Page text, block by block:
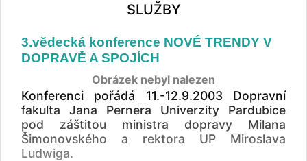
SLUŽBY
3.vědecká konference NOVÉ TRENDY V
DOPRAVĚ A SPOJÍCH
Obrázek nebyl nalezen
Konferenci pořádá 11.-12.9.2003 Dopravní
fakulta Jana Pernera Univerzity Pardubice
pod záštitou ministra dopravy Milana
Šimonovského a rektora UP Miroslava
Ludwiga.